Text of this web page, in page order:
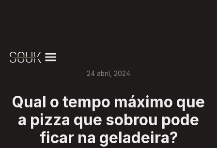
24 abril 2024
Qual o tempo máximo que
a pizza que sobrou pode
ficar na geladeira?